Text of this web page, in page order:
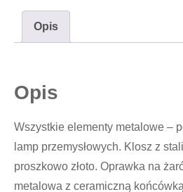
Opis
Opis
Wszystkie elementy metalowe –
lamp przemysłowych. Klosz z
proszkowo złoto. Oprawka na
metalowa z ceramiczną